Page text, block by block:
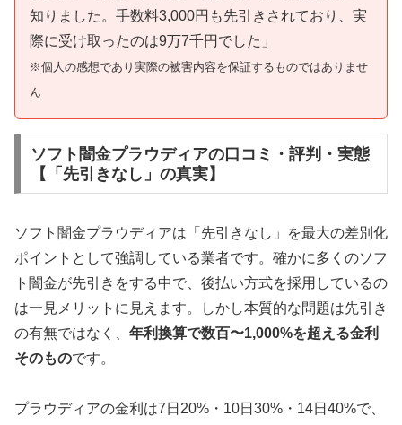
知りました。手数料3,000円も先引きされており、実
際に受け取ったのは9万7千円でした」
※個人の感想であり実際の被害内容を保証するものではありませ
ん
ソフト闇金プラウディアの口コミ・評判・実態
【「先引きなし」の真実】
ソフト闇金プラウディアは「先引きなし」を最大の差別化
ポイントとして強調している業者です。確かに多くのソフ
ト闇金が先引きをする中で、後払い方式を採用しているの
は一見メリットに見えます。しかし本質的な問題は先引き
の有無ではなく、 年利換算で数百〜1,000%を超える金利
そのものです。
プラウディアの金利は7日20%・10日30%・14日40%で、